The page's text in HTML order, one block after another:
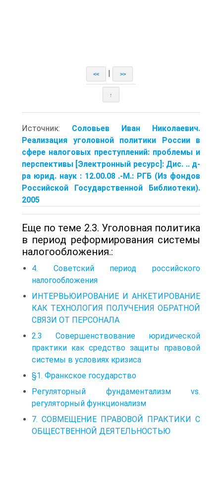
<< >>
↑
Источник: Соловьев Иван Николаевич.
Реализация уголовной политики России в
сфере налоговых преступлений: проблемы и
перспективы [Электронный ресурс]: Дис. .. д-
ра юрид. наук : 12.00.08 .-М.: РГБ (Из фондов
Российской Государственной Библиотеки).
2005
Еще по теме 2.3. Уголовная политика
в период реформирования системы
налогообложения.:
4. Советский период российского
налогообложения
ИНТЕРВЬЮИРОВАНИЕ И АНКЕТИРОВАНИЕ
КАК ТЕХНОЛОГИЯ ПОЛУЧЕНИЯ ОБРАТНОЙ
СВЯЗИ ОТ ПЕРСОНАЛА
2.3 Совершенствование юридической
практики как средство защиты правовой
системы в условиях кризиса
§1. Франкское государство
Регуляторный фундаментализм vs.
регуляторный функционализм
7. СОВМЕЩЕНИЕ ПРАВОВОЙ ПРАКТИКИ С
ОБЩЕСТВЕННОЙ ДЕЯТЕЛЬНОСТЬЮ